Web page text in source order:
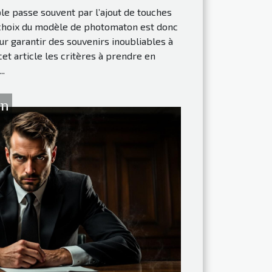
passe souvent par l’ajout de touches
du modèle de photomaton est donc
garantir des souvenirs inoubliables à
article les critères à prendre en